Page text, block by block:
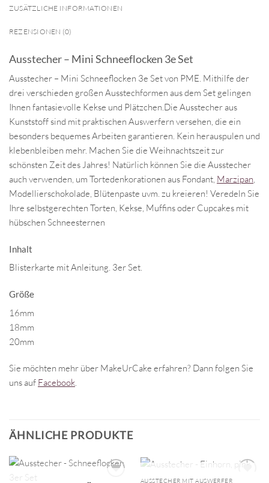
ZUSÄTZLICHE INFORMATIONEN
REZENSIONEN (0)
Ausstecher – Mini Schneeflocken 3e Set
Ausstecher – Mini Schneeflocken 3e Set von PME. Mithilfe der
drei verschieden großen Ausstechformen aus dem Set gelingen
Ihnen fantasievolle Kekse und Plätzchen.Die Ausstecher aus
Kunststoff sind mit praktischen Auswerfern versehen, die ein
besonders bequemes Arbeiten garantieren. Kein herauspulen und
klebenbleiben mehr. Machen Sie die Weihnachtszeit zur
schönsten Zeit des Jahres! Natürlich können Sie die Ausstecher
auch verwenden, um Tortedenkorationen aus Fondant, Marzipan,
Modellierschokolade, Blütenpaste uvm. zu kreieren! Veredeln Sie
Ihre selbstgerechten Torten, Kekse, Muffins oder Cupcakes mit
hübschen Schneesternen
Inhalt
Blisterkarte mit Anleitung. 3er Set.
Größe
16mm
18mm
20mm
Sie möchten mehr über MakeUrCake erfahren? Dann folgen Sie
uns auf Facebook
ÄHNLICHE PRODUKTE
AUSSTECHER MIT AUSWERFER